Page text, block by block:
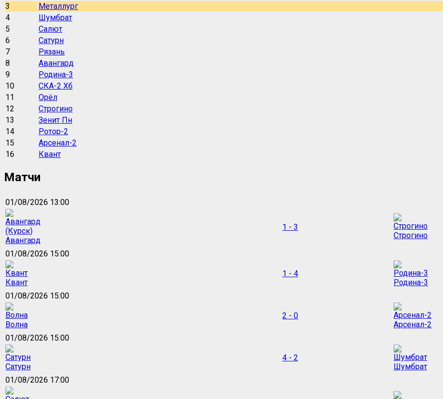
3
Металлург
4
Шумбрат
5
Салют
6
Сатурн
7
Рязань
8
Авангард
9
Родина-3
10
СКА-2 Хб
11
Орёл
12
Строгино
13
Зенит Пн
14
Ротор-2
15
Арсенал-2
16
Квант
Матчи
01/08/2026 13:00
Авангард
1 - 3
Строгино
01/08/2026 15:00
Квант
1 - 4
Родина-3
01/08/2026 15:00
Волна
2 - 0
Арсенал-2
01/08/2026 15:00
Сатурн
4 - 2
Шумбрат
01/08/2026 17:00